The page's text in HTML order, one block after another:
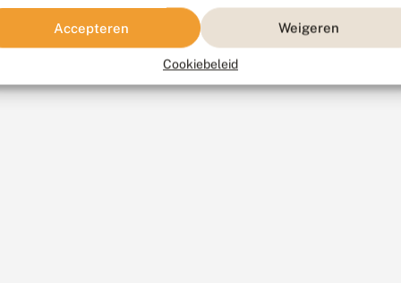
Accepteren Weigeren
Cookiebeleid